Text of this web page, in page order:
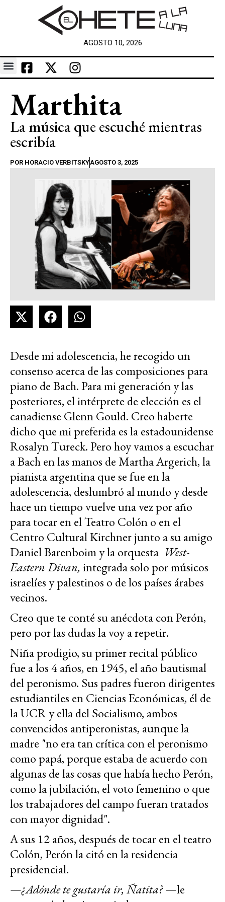
AGOSTO 10, 2026
Marthita
La música que escuché mientras
escribía
POR HORACIO VERBITSKYAGOSTO 3, 2025
Desde mi adolescencia, he recogido un
consenso acerca de las composiciones para
piano de Bach. Para mi generación y las
posteriores, el intérprete de elección es el
canadiense Glenn Gould. Creo haberte
dicho que mi preferida es la estadounidense
Rosalyn Tureck. Pero hoy vamos a escuchar
a Bach en las manos de Martha Argerich, la
pianista argentina que se fue en la
adolescencia, deslumbró al mundo y desde
hace un tiempo vuelve una vez por año
para tocar en el Teatro Colón o en el
Centro Cultural Kirchner junto a su amigo
Daniel Barenboim y la orquesta West-
Eastern Divan, integrada solo por músicos
israelíes y palestinos o de los países árabes
vecinos.
Creo que te conté su anécdota con Perón,
pero por las dudas la voy a repetir.
Niña prodigio, su primer recital público
fue a los 4 años, en 1945, el año bautismal
del peronismo. Sus padres fueron dirigentes
estudiantiles en Ciencias Económicas, él de
la UCR y ella del Socialismo, ambos
convencidos antiperonistas, aunque la
madre "no era tan crítica con el peronismo
como papá, porque estaba de acuerdo con
algunas de las cosas que había hecho Perón,
como la jubilación, el voto femenino o que
los trabajadores del campo fueran tratados
con mayor dignidad".
A sus 12 años, después de tocar en el teatro
Colón, Perón la citó en la residencia
presidencial.
—¿Adónde te gustaría ir, Ñatita?—le